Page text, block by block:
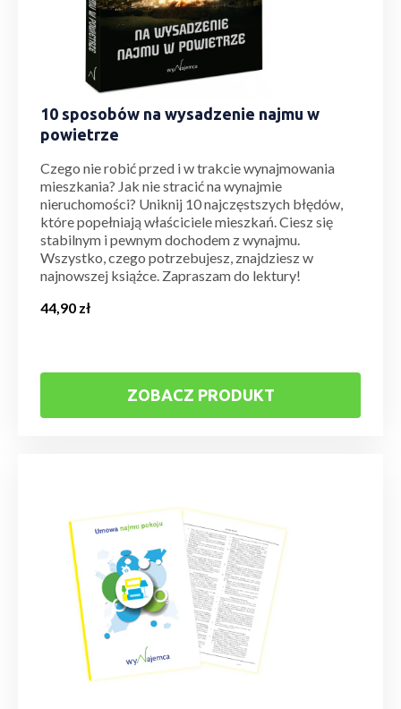
10 sposobów na wysadzenie najmu w
powietrze
Czego nie robić przed i w trakcie wynajmowania
mieszkania? Jak nie stracić na wynajmie
nieruchomości? Uniknij 10 najczęstszych błędów,
które popełniają właściciele mieszkań. Ciesz się
stabilnym i pewnym dochodem z wynajmu.
Wszystko, czego potrzebujesz, znajdziesz w
najnowszej książce. Zapraszam do lektury!
44,90 zł
ZOBACZ PRODUKT